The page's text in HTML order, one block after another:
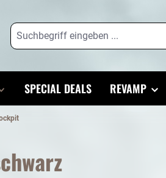
SPECIAL DEALS REVAMP